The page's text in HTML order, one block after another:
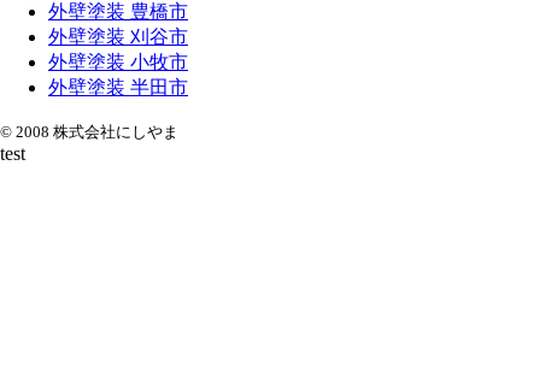
外壁塗装 豊橋市
外壁塗装 刈谷市
外壁塗装 小牧市
外壁塗装 半田市
© 2008 株式会社にしやま
test